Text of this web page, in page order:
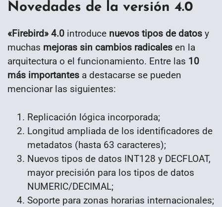
Novedades de la versión 4.0
«Firebird» 4.0 introduce nuevos tipos de datos y
muchas mejoras sin cambios radicales en la
arquitectura o el funcionamiento. Entre las 10
más importantes a destacarse se pueden
mencionar las siguientes:
Replicación lógica incorporada;
Longitud ampliada de los identificadores de
metadatos (hasta 63 caracteres);
Nuevos tipos de datos INT128 y DECFLOAT,
mayor precisión para los tipos de datos
NUMERIC/DECIMAL;
Soporte para zonas horarias internacionales;